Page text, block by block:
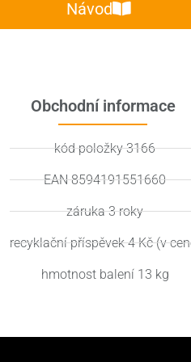
Návod
Obchodní informace
kód položky 3166
EAN 8594191551660
záruka 3 roky
recyklační příspěvek 4 Kč (v
hmotnost balení 13 kg